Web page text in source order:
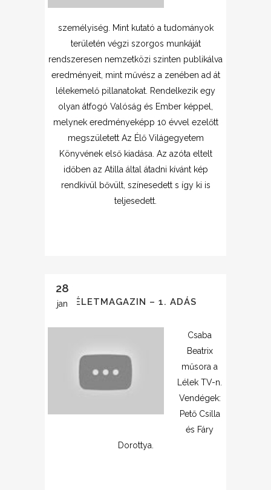
személyiség. Mint kutató a tudományok
területén végzi szorgos munkáját
rendszeresen nemzetközi szinten publikálva
eredményeit, mint művész a zenében ad át
lélekemelő pillanatokat. Rendelkezik egy
olyan átfogó Valóság és Ember képpel,
melynek eredményeképp 10 évvel ezelőtt
megszületett Az Élő Világegyetem
Könyvének első kiadása. Az azóta eltelt
időben az Atilla által átadni kívánt kép
rendkívül bővült, színesedett s így ki is
teljesedett.
28
jan ÉLETMAGAZIN – 1. ADÁS
Csaba
Beatrix
műsora a
Lélek TV-n.
Vendégek:
Pető Csilla
és Fáry
Dorottya.